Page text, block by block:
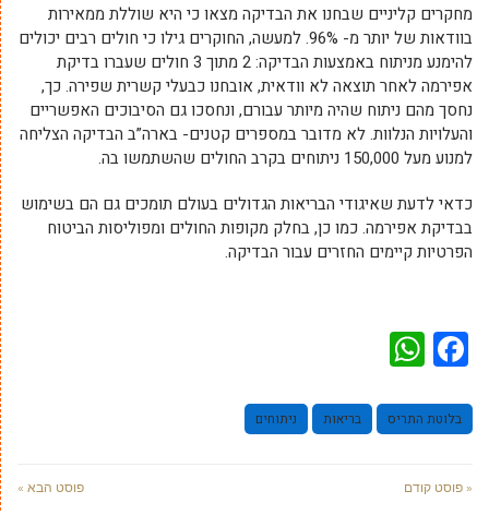
מחקרים קליניים שבחנו את הבדיקה מצאו כי היא שוללת ממאירות
בוודאות של יותר מ- 96%. למעשה, החוקרים גילו כי חולים רבים יכולים
להימנע מניתוח באמצעות הבדיקה: 2 מתוך 3 חולים שעברו בדיקת
אפירמה לאחר תוצאה לא וודאית, אובחנו כבעלי קשרית שפירה. כך,
נחסך מהם ניתוח שהיה מיותר עבורם, ונחסכו גם הסיבוכים האפשריים
והעלויות הנלוות. לא מדובר במספרים קטנים- בארה”ב הבדיקה הצליחה
למנוע מעל 150,000 ניתוחים בקרב החולים שהשתמשו בה.
כדאי לדעת שאיגודי הבריאות הגדולים בעולם תומכים גם הם בשימוש
בבדיקת אפירמה. כמו כן, בחלק מקופות החולים ומפוליסות הביטוח
הפרטיות קיימים החזרים עבור הבדיקה.
Facebook
בלוטת התריס בריאות ניתוחים
« פוסט קודם פוסט הבא »